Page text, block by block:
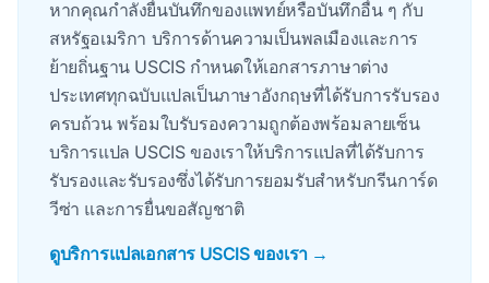
หากคุณกําลังยื่นบันทึกของแพทย์หรือบันทึกอื่น ๆ กับ
สหรัฐอเมริกา บริการด้านความเป็นพลเมืองและการ
ย้ายถิ่นฐาน USCIS กําหนดให้เอกสารภาษาต่าง
ประเทศทุกฉบับแปลเป็นภาษาอังกฤษที่ได้รับการรับรอง
ครบถ้วน พร้อมใบรับรองความถูกต้องพร้อมลายเซ็น
บริการแปล USCIS ของเราให้บริการแปลที่ได้รับการ
รับรองและรับรองซึ่งได้รับการยอมรับสําหรับกรีนการ์ด
วีซ่า และการยื่นขอสัญชาติ
ดูบริการแปลเอกสาร USCIS ของเรา →